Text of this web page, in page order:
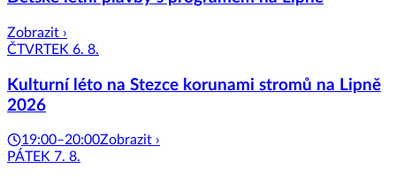
Zobrazit ›
ČTVRTEK 6. 8.
Kulturní léto na Stezce korunami stromů na Lipně
2026
19:00–20:00Zobrazit ›
PÁTEK 7. 8.